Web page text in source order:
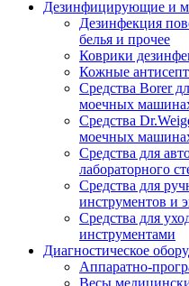
Дезинфицирующие и
Дезинфекция
белья и прочее
Коврики
Кожные
Средства Borer
моечных
Средства
моечных
Средства для
лабораторного
Средства для
инструментов и
Средства для
инструментами
Диагностическое
Аппаратно-